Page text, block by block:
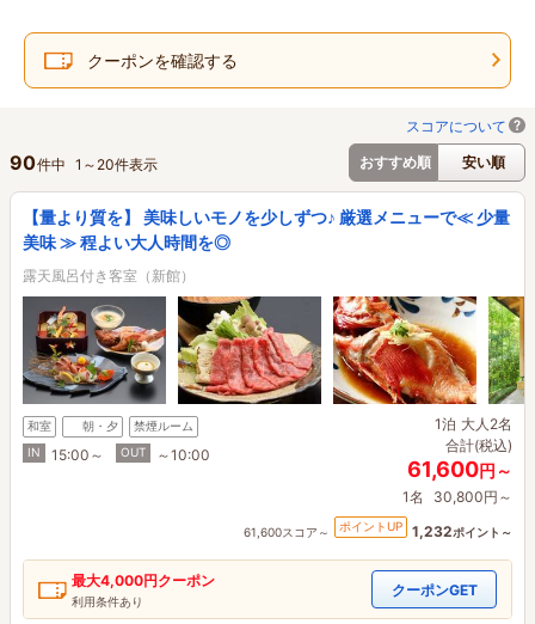
クーポンを確認する
スコアについて
おすすめ順
安い順
90件中 1 ～ 20件表示
【量より質を】 美味しいモノを少しずつ♪ 厳選メニューで≪ 少量
美味 ≫ 程よい大人時間を◎
露天風呂付き客室（新館）
和室 朝・夕
禁煙ルーム
IN
15:00～ OUT ～10:00
1泊 大人2名
合計(税込)
61,600円～
1名 30,800円～
61,600スコア～ ポイントUP 1,232ポイント～
最大4,000円クーポン
利用条件あり
クーポンGET